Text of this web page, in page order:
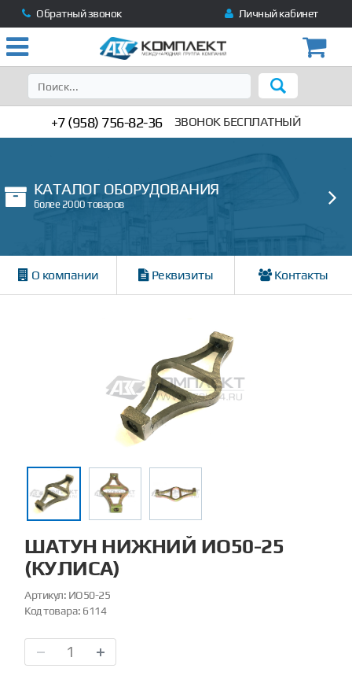
Обратный звонок Личный кабинет
+7 (958) 756-82-36 ЗВОНОК БЕСПЛАТНЫЙ
КАТАЛОГ ОБОРУДОВАНИЯ
более 2000 товаров
О компании Реквизиты Контакты
ШАТУН НИЖНИЙ ИО50-25
(КУЛИСА)
Артикул: ИО50-25
Код товара: 6114